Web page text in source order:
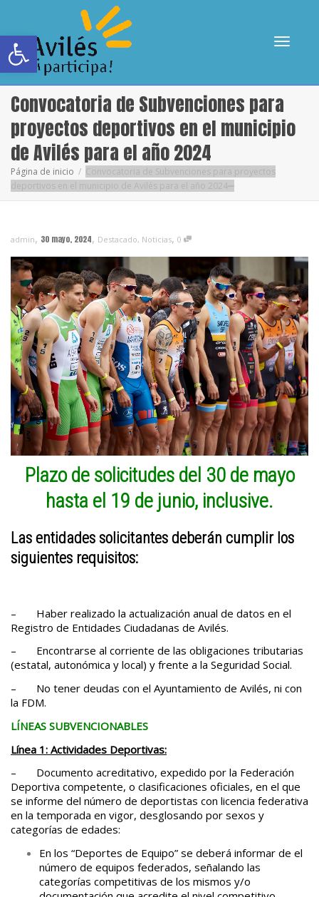
Abrir barra de herramientas
Convocatoria de Subvenciones para
proyectos deportivos en el municipio
de Avilés para el año 2024
Página de inicio
Convocatoria de Subvenciones para proyectos
deportivos en el municipio de Avilés para el año 2024
admin, 30 mayo, 2024, Destacado, Noticias, 0
Plazo de solicitudes del 30 de mayo
hasta el 19 de junio, inclusive.
Las entidades solicitantes deberán cumplir los
siguientes requisitos:
– Haber realizado la actualización anual de datos en el
Registro de Entidades Ciudadanas de Avilés.
– Encontrarse al corriente de las obligaciones tributarias
(estatal, autonómica y local) y frente a la Seguridad Social.
– No tener deudas con el Ayuntamiento de Avilés, ni con
la FDM.
LÍNEAS SUBVENCIONABLES
Línea 1: Actividades Deportivas:
– Documento acreditativo, expedido por la Federación
Deportiva competente, o clasificaciones oficiales, en el que
se informe del número de deportistas con licencia federativa
en la temporada en vigor, desglosando por sexos y
categorías de edades:
En los “Deportes de Equipo” se deberá informar de el
número de equipos federados, señalando las
categorías competitivas de los mismos y/o